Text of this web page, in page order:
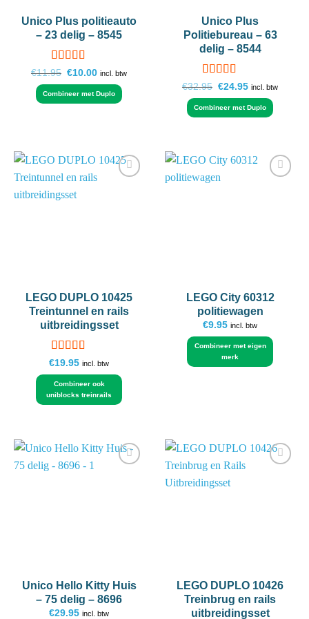
Unico Plus politieauto
– 23 delig – 8545
Gewaardeerd
5uit 5
€11.95 Oorspronkelijke
€11.95.
€10.00Huidige
is:
€10.00.
incl. btw
Combineer met Duplo
Unico Plus
Politiebureau – 63
delig – 8544
Gewaardeerd
5uit 5
€32.95 Oorspronkelijke
€32.95.
€24.95Huidige
is:
€24.95.
incl. btw
Combineer met Duplo
LEGO DUPLO 10425
Treintunnel en rails
uitbreidingsset
Gewaardeerd
5uit 5
€19.95 incl. btw
Combineer ook
uniblocks treinrails
LEGO City 60312
politiewagen
€9.95 incl. btw
Combineer met eigen
merk
Unico Hello Kitty Huis
– 75 delig – 8696
€29.95 incl. btw
LEGO DUPLO 10426
Treinbrug en rails
uitbreidingsset